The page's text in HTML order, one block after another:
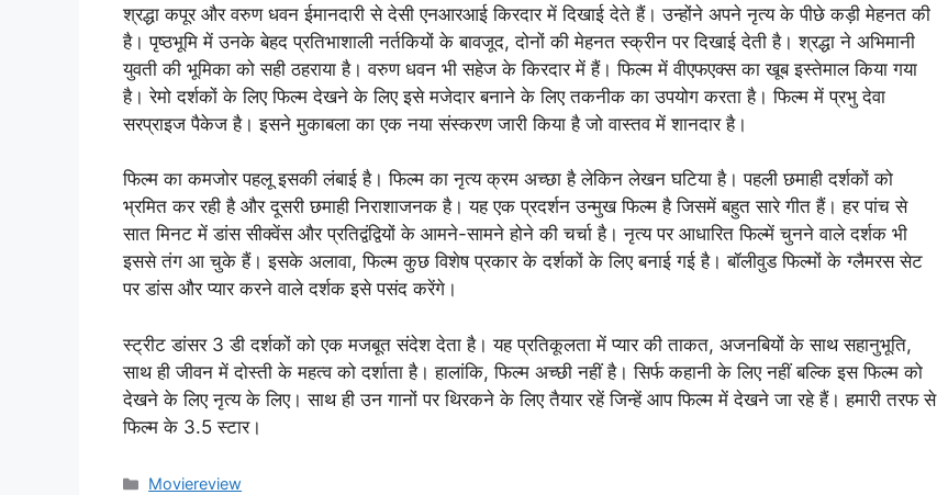
श्रद्धा कपूर और वरुण धवन ईमानदारी से देसी एनआरआई किरदार में दिखाई देते हैं। उन्होंने अपने नृत्य के पीछे कड़ी मेहनत की
है। पृष्ठभूमि में उनके बेहद प्रतिभाशाली नर्तकियों के बावजूद, दोनों की मेहनत स्क्रीन पर दिखाई देती है। श्रद्धा ने अभिमानी
युवती की भूमिका को सही ठहराया है। वरुण धवन भी सहेज के किरदार में हैं। फिल्म में वीएफएक्स का खूब इस्तेमाल किया गया
है। रेमो दर्शकों के लिए फिल्म देखने के लिए इसे मजेदार बनाने के लिए तकनीक का उपयोग करता है। फिल्म में प्रभु देवा
सरप्राइज पैकेज है। इसने मुकाबला का एक नया संस्करण जारी किया है जो वास्तव में शानदार है।
फिल्म का कमजोर पहलू इसकी लंबाई है। फिल्म का नृत्य क्रम अच्छा है लेकिन लेखन घटिया है। पहली छमाही दर्शकों को
भ्रमित कर रही है और दूसरी छमाही निराशाजनक है। यह एक प्रदर्शन उन्मुख फिल्म है जिसमें बहुत सारे गीत हैं। हर पांच से
सात मिनट में डांस सीक्वेंस और प्रतिद्वंद्वियों के आमने-सामने होने की चर्चा है। नृत्य पर आधारित फिल्में चुनने वाले दर्शक भी
इससे तंग आ चुके हैं। इसके अलावा, फिल्म कुछ विशेष प्रकार के दर्शकों के लिए बनाई गई है। बॉलीवुड फिल्मों के ग्लैमरस सेट
पर डांस और प्यार करने वाले दर्शक इसे पसंद करेंगे।
स्ट्रीट डांसर 3 डी दर्शकों को एक मजबूत संदेश देता है। यह प्रतिकूलता में प्यार की ताकत, अजनबियों के साथ सहानुभूति,
साथ ही जीवन में दोस्ती के महत्व को दर्शाता है। हालांकि, फिल्म अच्छी नहीं है। सिर्फ कहानी के लिए नहीं बल्कि इस फिल्म को
देखने के लिए नृत्य के लिए। साथ ही उन गानों पर थिरकने के लिए तैयार रहें जिन्हें आप फिल्म में देखने जा रहे हैं। हमारी तरफ से
फिल्म के 3.5 स्टार।
Categories
Moviereview